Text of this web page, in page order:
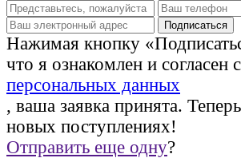
Нажимая кнопку
что я ознакомлен и согласен
персональных данных
, ваша заявка принята.
новых поступлениях!
Отправить еще одну?